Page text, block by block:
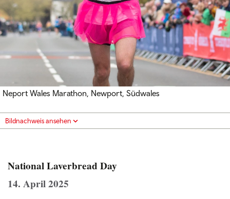
Neport Wales Marathon, Newport, Südwales
Bildnachweis ansehen
National Laverbread Day
14. April 2025